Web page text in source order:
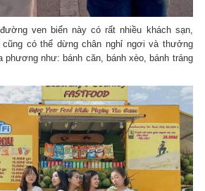
ven biển này có rất nhiều khách sạn,
cũng có thể dừng chân nghỉ ngơi và thưởng
phương như: bánh căn, bánh xèo, bánh tráng